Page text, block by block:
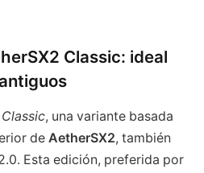
Classic: ideal
, una variante basada
de AetherSX2, también
Esta edición, preferida por